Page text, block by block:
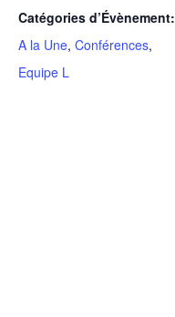
Catégories d’Évènement:
A la Une, Conférences,
Equipe L